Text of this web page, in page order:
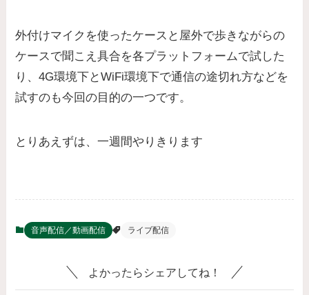
外付けマイクを使ったケースと屋外で歩きながらの
ケースで聞こえ具合を各プラットフォームで試した
り、4G環境下とWiFi環境下で通信の途切れ方などを
試すのも今回の目的の一つです。
とりあえずは、一週間やりきります
音声配信／動画配信 ライブ配信
よかったらシェアしてね！